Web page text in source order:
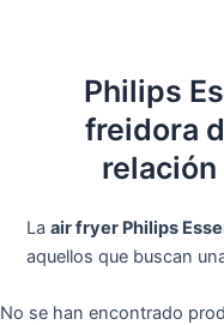
Philips
freidora
La air fryer Philips
aquellos que buscan
No se han encontrado